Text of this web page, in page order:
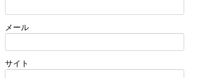
メール
サイト